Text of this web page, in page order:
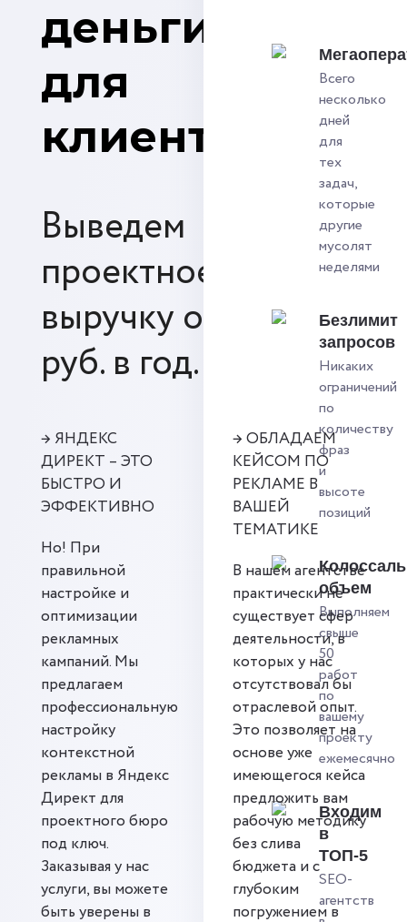
деньги
для
клиентов
Выведем
проектное бюро на
выручку от 70 млн.
руб. в год.
Всего
несколько
дней
для
тех
задач,
которые
другие
мусолят
неделями
Безлимит
запросов
Никаких
ограничений
по
количеству
фраз
и
высоте
позиций
объем
Выполняем
свыше
50
работ
по
вашему
проекту
ежемесячно
Входим
в
ТОП-5
SEO-
агентств
→ ЯНДЕКС
ДИРЕКТ – ЭТО
БЫСТРО И
ЭФФЕКТИВНО
Но! При
правильной
настройке и
оптимизации
рекламных
кампаний. Мы
предлагаем
профессиональную
настройку
контекстной
рекламы в Яндекс
Директ для
проектного бюро
под ключ.
Заказывая у нас
услуги, вы можете
быть уверены в
→ ОБЛАДАЕМ
КЕЙСОМ ПО
РЕКЛАМЕ В
ВАШЕЙ
ТЕМАТИКЕ
В нашем агентстве
практически не
существует сфер
деятельности, в
которых у нас
отсутствовал бы
отраслевой опыт.
Это позволяет на
основе уже
имеющегося кейса
предложить вам
рабочую методику
без слива
бюджета и с
глубоким
погружением в